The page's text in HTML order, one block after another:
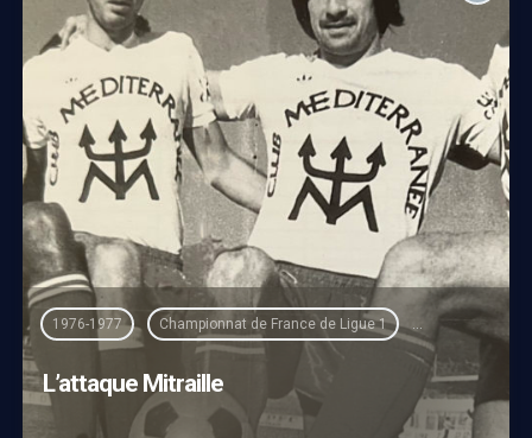
1976-1977 Championnat de France de Ligue 1 Claude Papi
L’attaque Mitraille